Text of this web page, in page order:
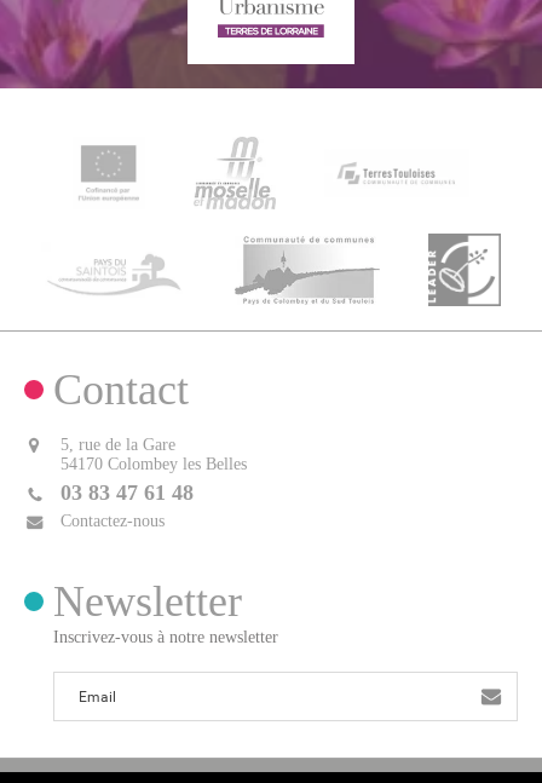
Contact
5, rue de la Gare
54170 Colombey les Belles
03 83 47 61 48
Contactez-nous
Newsletter
Inscrivez-vous à notre newsletter